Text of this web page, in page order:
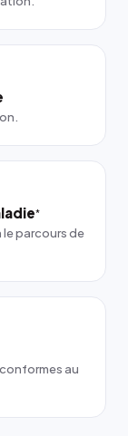
*
parcours de
au